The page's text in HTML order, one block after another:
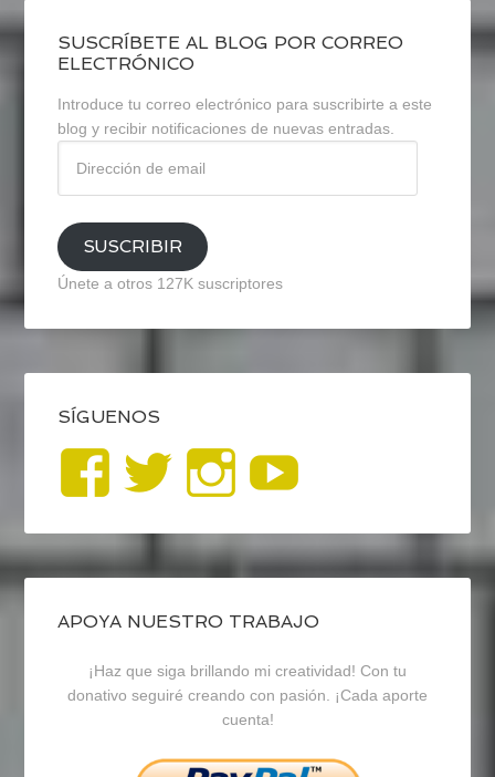
SUSCRÍBETE AL BLOG POR CORREO
ELECTRÓNICO
Introduce tu correo electrónico para suscribirte a este
blog y recibir notificaciones de nuevas entradas.
email
SUSCRIBIR
Únete a otros 127K suscriptores
SÍGUENOS
Ver
perfil
de
blogrecursosep
en
Facebook
Ver
perfil
de
recursosep
en
Twitter
Ver
perfil
de
recursosep
en
Instagram
APOYA NUESTRO TRABAJO
¡Haz que siga brillando mi creatividad! Con tu
donativo seguiré creando con pasión. ¡Cada aporte
cuenta!